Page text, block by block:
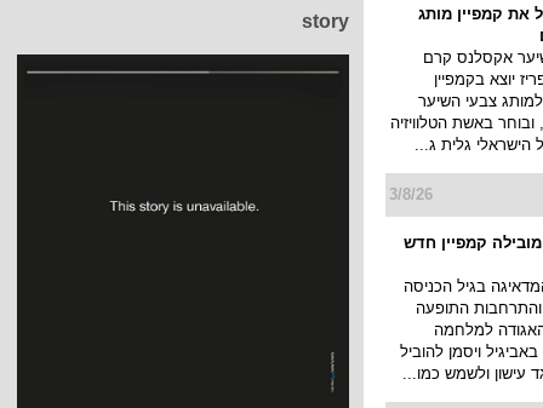
story
את קמפיין מותג
אקסלנס קרם
יוצא בקמפיין
למותג צבעי השיער
באשת הטלוויזיה
הישראלי גלית ג...
3/8/26
מובילה קמפיין חדש
בגיל הכניסה
והתרחבות התופעה
למלחמה
ויסמן להוביל
עישון ולשמש כמו...